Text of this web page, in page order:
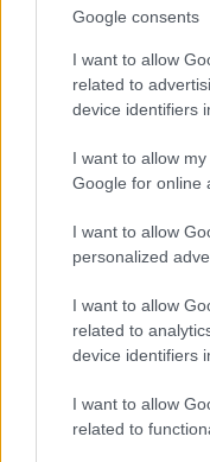
Google consents
I want to allow
related to
device identifiers
I want to allow
Google for online
I want to allow
personalized
I want to allow
related to
device identifiers
I want to allow
related to
50% δηλώνει
«αρκετά».
δημοσκόπηση, το
δηλώνει πως
περικοπές
ταξίδια, το 41%
τα θέατρα και
38% σε σχέση με
σε σχέση με την
Μόνο το 23%
πως δεν έκανε
τους